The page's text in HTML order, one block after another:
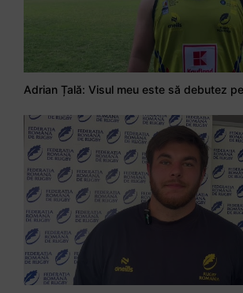
Adrian Țală: Visul meu este să debutez